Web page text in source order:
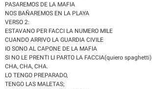
PASAREMOS DE LA MAFIA
NOS BAÑAREMOS EN LA PLAYA
VERSO 2:
ESTAVANO PER FACCI LA NUMERO MILE
CUANDO ARRIVO LA GUARDIA CIVILE
IO SONO AL CAPONE DE LA MAFIA
SI NO LE PRENTI LI PARTO LA FACCIA(quiero spaghetti)
CHA, CHA, CHA.
LO TENGO PREPARADO,
TENGO LAS MALETAS;